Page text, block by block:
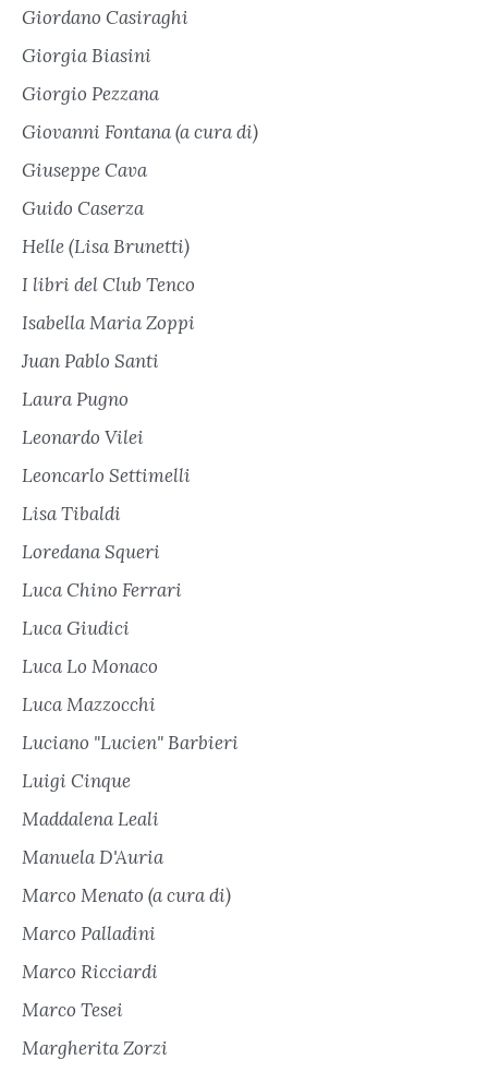
Giordano Casiraghi
Giorgia Biasini
Giorgio Pezzana
Giovanni Fontana (a cura di)
Giuseppe Cava
Guido Caserza
Helle (Lisa Brunetti)
I libri del Club Tenco
Isabella Maria Zoppi
Juan Pablo Santi
Laura Pugno
Leonardo Vilei
Leoncarlo Settimelli
Lisa Tibaldi
Loredana Squeri
Luca Chino Ferrari
Luca Giudici
Luca Lo Monaco
Luca Mazzocchi
Luciano "Lucien" Barbieri
Luigi Cinque
Maddalena Leali
Manuela D'Auria
Marco Menato (a cura di)
Marco Palladini
Marco Ricciardi
Marco Tesei
Margherita Zorzi